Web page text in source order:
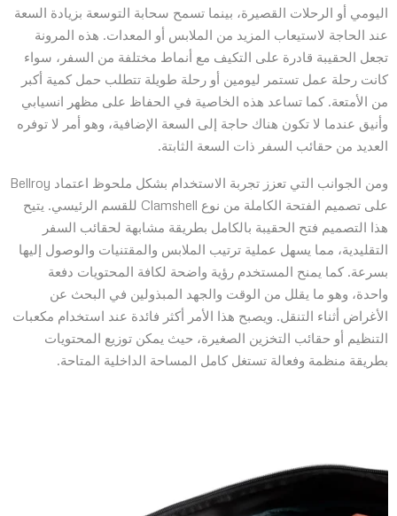
اليومي أو الرحلات القصيرة، بينما تسمح سحابة التوسعة بزيادة السعة
عند الحاجة لاستيعاب المزيد من الملابس أو المعدات. هذه المرونة
تجعل الحقيبة قادرة على التكيف مع أنماط مختلفة من السفر، سواء
كانت رحلة عمل تستمر ليومين أو رحلة طويلة تتطلب حمل كمية أكبر
من الأمتعة. كما تساعد هذه الخاصية في الحفاظ على مظهر انسيابي
وأنيق عندما لا تكون هناك حاجة إلى السعة الإضافية، وهو أمر لا توفره
العديد من حقائب السفر ذات السعة الثابتة.
ومن الجوانب التي تعزز تجربة الاستخدام بشكل ملحوظ اعتماد Bellroy
على تصميم الفتحة الكاملة من نوع Clamshell للقسم الرئيسي. يتيح
هذا التصميم فتح الحقيبة بالكامل بطريقة مشابهة لحقائب السفر
التقليدية، مما يسهل عملية ترتيب الملابس والمقتنيات والوصول إليها
بسرعة. كما يمنح المستخدم رؤية واضحة لكافة المحتويات دفعة
واحدة، وهو ما يقلل من الوقت والجهد المبذولين في البحث عن
الأغراض أثناء التنقل. ويصبح هذا الأمر أكثر فائدة عند استخدام مكعبات
التنظيم أو حقائب التخزين الصغيرة، حيث يمكن توزيع المحتويات
بطريقة منظمة وفعالة تستغل كامل المساحة الداخلية المتاحة.